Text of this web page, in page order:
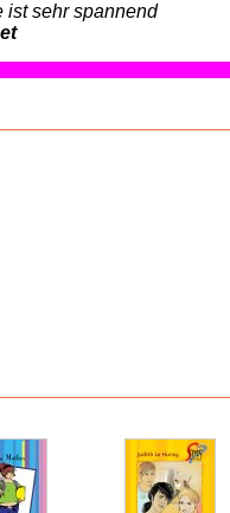
ist sehr spannend